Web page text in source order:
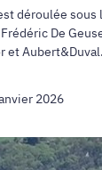
déroulée sous
De
et Aubert&Duval.
2026